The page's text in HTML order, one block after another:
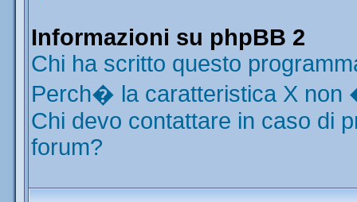
Informazioni su phpBB 2
Chi ha scritto questo
Perch� la caratteristica X non
Chi devo contattare in caso di
forum?